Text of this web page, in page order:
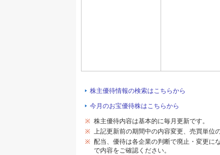
株主優待情報の検索はこちらから
今月のお宝優待株はこちらから
※ 株主優待内容は基本的に毎月更新です。
※ 上記更新前の期間中の内容変更、売買単位
※ 配当、優待は各企業の判断で廃止・変更に
で内容をご確認ください。